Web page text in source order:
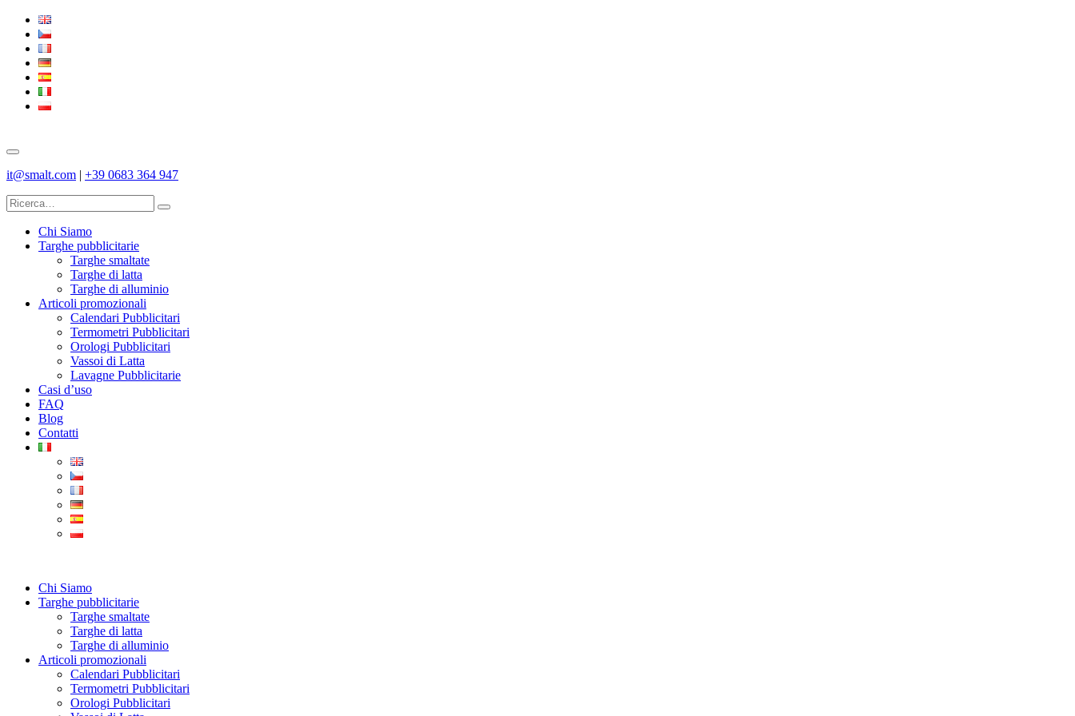
it@smalt.com | +39 0683 364 947
Chi Siamo
Targhe pubblicitarie
Targhe smaltate
Targhe di latta
Targhe di alluminio
Articoli promozionali
Calendari Pubblicitari
Termometri Pubblicitari
Orologi Pubblicitari
Vassoi di Latta
Lavagne Pubblicitarie
Casi d’uso
FAQ
Blog
Contatti
Chi Siamo
Targhe pubblicitarie
Targhe smaltate
Targhe di latta
Targhe di alluminio
Articoli promozionali
Calendari Pubblicitari
Termometri Pubblicitari
Orologi Pubblicitari